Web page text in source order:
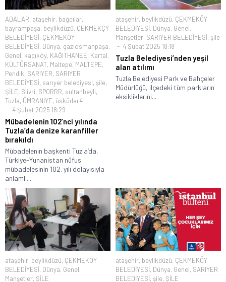
ADALAR, ataşehir, bağcılar,
bayrampaşa, beylikdüzü, ÇEKMEKÇY
BELEDİYESİ, ÇEKMEKÖY
BELEDİYESİ, Dünya, gaziosmanpaşa,
Genel, kadıköy, KAĞITHANEE, Kartal,
KÜLTÜRSANAT, Maltepe, MALTEPE,
Pendik, SARIYER, SARIYER
BELEDİYESİ, sarıyer belediyesi, şile,
ŞİLE, Slivri, SPORRR, sultanbeyli,
Tuzla, ÜMRANİYE, üsküdar4
4 Şubat 2025 18:29
Mübadelenin 102’nci yılında
Tuzla’da denize karanfiller
bırakıldı
Mübadelenin başkenti Tuzla’da,
Türkiye-Yunanistan nüfus
mübadelesinin 102. yılı dolayısıyla
anlamlı...
ataşehir, beylikdüzü, ÇEKMEKÖY
BELEDİYESİ, Dünya, Genel,
Manşetler, SARIYER BELEDİYESİ, şile
4 Şubat 2025 18:18
Tuzla Belediyesi’nden yeşil
alan atılımı
Tuzla Belediyesi Park ve Bahçeler
Müdürlüğü, ilçedeki tüm parkların
eksikliklerini...
ataşehir, beylikdüzü, ÇEKMEKÖY
BELEDİYESİ, Dünya, Genel,
Manşetler, ŞİLE
ataşehir, beylikdüzü, ÇEKMEKÖY
BELEDİYESİ, Dünya, Genel, SARIYER
BELEDİYESİ, şile, ŞİLE